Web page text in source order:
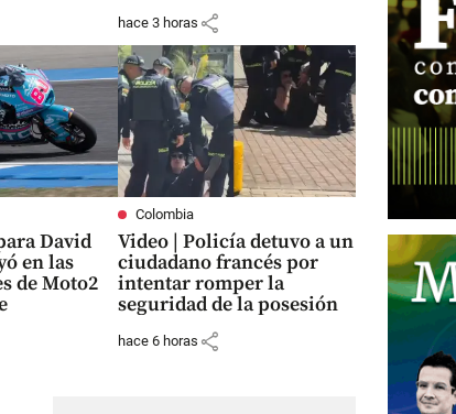
hace 3 horas share
David
en las
de Moto2
Colombia
Video | Policía detuvo a un
ciudadano francés por
intentar romper la
seguridad de la posesión
hace 6 horas share